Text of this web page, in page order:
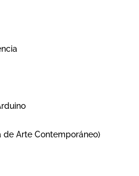
de Arte Contemporáneo)